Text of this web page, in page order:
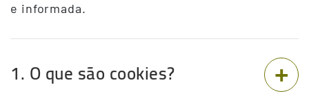
e informada.
1. O que são cookies?